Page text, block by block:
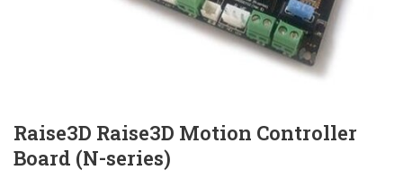
Raise3D Raise3D Motion Controller
Board (N-series)